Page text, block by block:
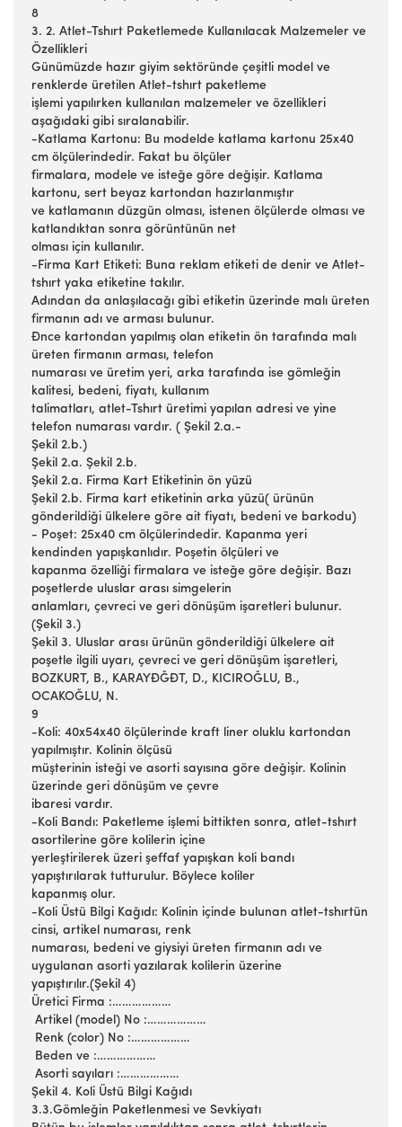
8
3. 2. Atlet-Tshırt Paketlemede Kullanılacak Malzemeler ve
Özellikleri
Günümüzde hazır giyim sektöründe çeşitli model ve
renklerde üretilen Atlet-tshırt paketleme
işlemi yapılırken kullanılan malzemeler ve özellikleri
aşağıdaki gibi sıralanabilir.
-Katlama Kartonu: Bu modelde katlama kartonu 25x40
cm ölçülerindedir. Fakat bu ölçüler
firmalara, modele ve isteğe göre değişir. Katlama
kartonu, sert beyaz kartondan hazırlanmıştır
ve katlamanın düzgün olması, istenen ölçülerde olması ve
katlandıktan sonra görüntünün net
olması için kullanılır.
-Firma Kart Etiketi: Buna reklam etiketi de denir ve Atlet-
tshırt yaka etiketine takılır.
Adından da anlaşılacağı gibi etiketin üzerinde malı üreten
firmanın adı ve arması bulunur.
Đnce kartondan yapılmış olan etiketin ön tarafında malı
üreten firmanın arması, telefon
numarası ve üretim yeri, arka tarafında ise gömleğin
kalitesi, bedeni, fiyatı, kullanım
talimatları, atlet-Tshırt üretimi yapılan adresi ve yine
telefon numarası vardır. ( Şekil 2.a.-
Şekil 2.b.)
Şekil 2.a. Şekil 2.b.
Şekil 2.a. Firma Kart Etiketinin ön yüzü
Şekil 2.b. Firma kart etiketinin arka yüzü( ürünün
gönderildiği ülkelere göre ait fiyatı, bedeni ve barkodu)
- Poşet: 25x40 cm ölçülerindedir. Kapanma yeri
kendinden yapışkanlıdır. Poşetin ölçüleri ve
kapanma özelliği firmalara ve isteğe göre değişir. Bazı
poşetlerde uluslar arası simgelerin
anlamları, çevreci ve geri dönüşüm işaretleri bulunur.
(Şekil 3.)
Şekil 3. Uluslar arası ürünün gönderildiği ülkelere ait
poşetle ilgili uyarı, çevreci ve geri dönüşüm işaretleri,
BOZKURT, B., KARAYĐĞĐT, D., KICIROĞLU, B.,
OCAKOĞLU, N.
9
-Koli: 40x54x40 ölçülerinde kraft liner oluklu kartondan
yapılmıştır. Kolinin ölçüsü
müşterinin isteği ve asorti sayısına göre değişir. Kolinin
üzerinde geri dönüşüm ve çevre
ibaresi vardır.
-Koli Bandı: Paketleme işlemi bittikten sonra, atlet-tshırt
asortilerine göre kolilerin içine
yerleştirilerek üzeri şeffaf yapışkan koli bandı
yapıştırılarak tutturulur. Böylece koliler
kapanmış olur.
-Koli Üstü Bilgi Kağıdı: Kolinin içinde bulunan atlet-tshırtün
cinsi, artikel numarası, renk
numarası, bedeni ve giysiyi üreten firmanın adı ve
uygulanan asorti yazılarak kolilerin üzerine
yapıştırılır.(Şekil 4)
Üretici Firma :………………
Artikel (model) No :………………
Renk (color) No :………………
Beden ve :………………
Asorti sayıları :………………
Şekil 4. Koli Üstü Bilgi Kağıdı
3.3.Gömleğin Paketlenmesi ve Sevkiyatı